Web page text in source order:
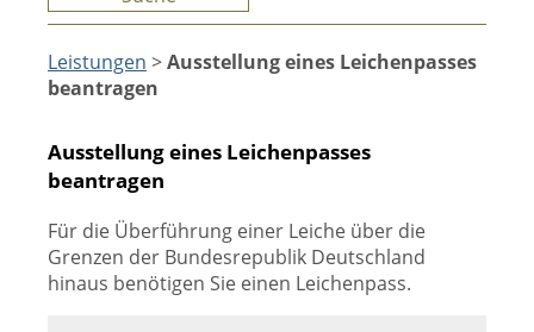
Leistungen >Ausstellung eines Leichenpasses
beantragen
Ausstellung eines Leichenpasses
beantragen
Für die Überführung einer Leiche über die
Grenzen der Bundesrepublik Deutschland
hinaus benötigen Sie einen Leichenpass.